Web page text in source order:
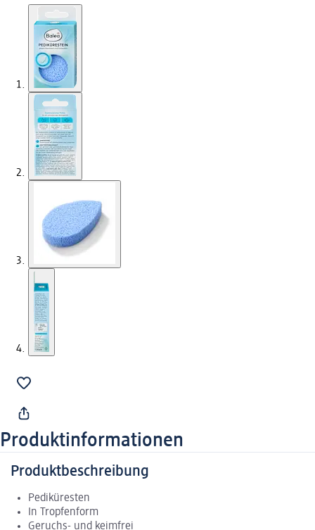
Produktinformationen
Produktbeschreibung
Pediküresten
In Tropfenform
Geruchs- und keimfrei